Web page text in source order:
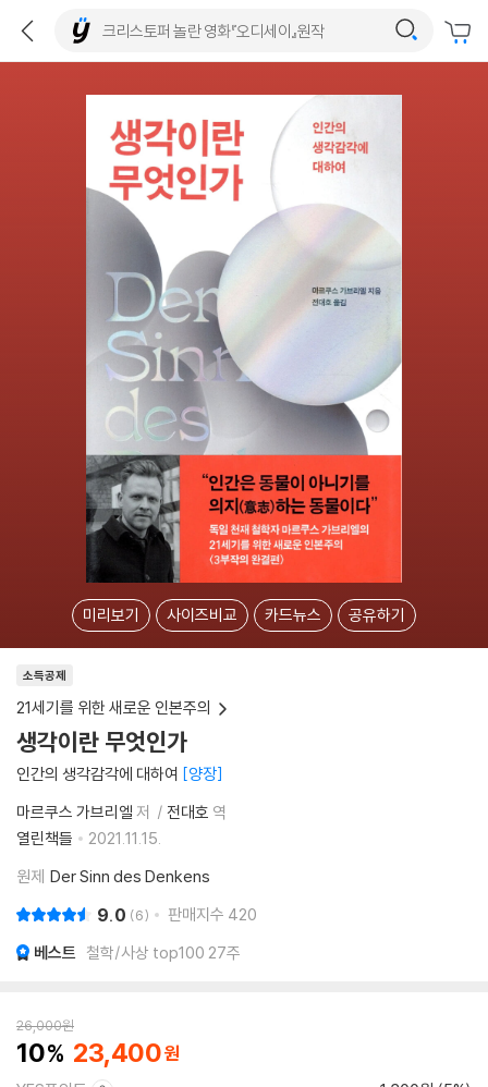
미리보기 사이즈비교 카드뉴스 공유하기
소득공제
21세기를 위한 새로운 인본주의
생각이란 무엇인가
인간의 생각감각에 대하여 양장
마르쿠스 가브리엘 저 전대호 역
열린책들
2021.11.15.
원제 Der Sinn des Denkens
9.0 6 판매지수 420
베스트 철학/사상 top100 27주
26,000원
10 23,400